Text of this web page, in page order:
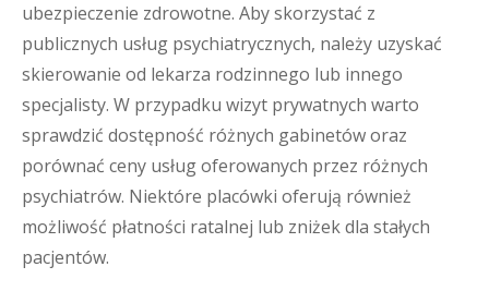
ubezpieczenie zdrowotne. Aby skorzystać z
publicznych usług psychiatrycznych, należy uzyskać
skierowanie od lekarza rodzinnego lub innego
specjalisty. W przypadku wizyt prywatnych warto
sprawdzić dostępność różnych gabinetów oraz
porównać ceny usług oferowanych przez różnych
psychiatrów. Niektóre placówki oferują również
możliwość płatności ratalnej lub zniżek dla stałych
pacjentów.